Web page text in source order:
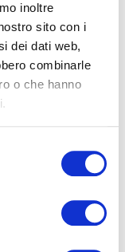
inoltre
sito con i
dei dati web,
combinarle
o che hanno